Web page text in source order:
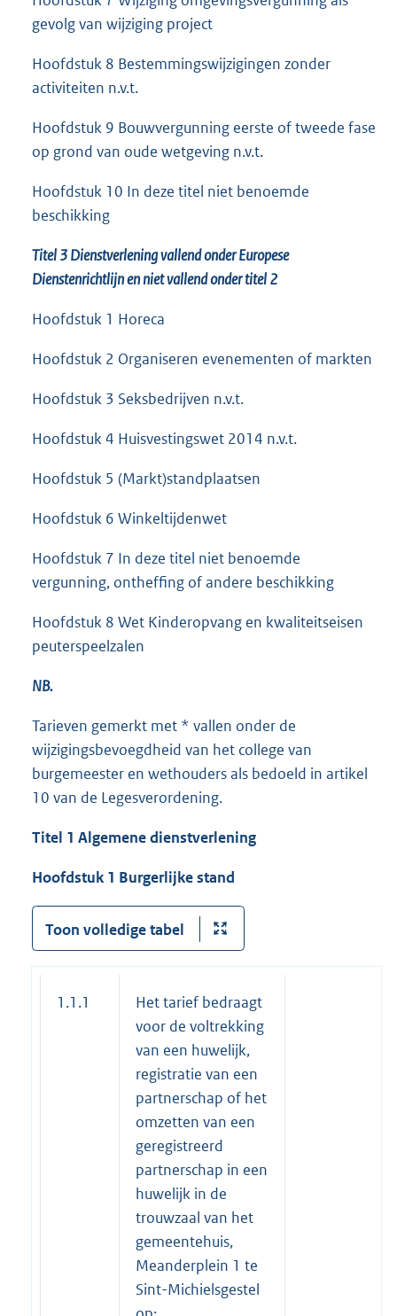
gevolg van wijziging project
Hoofdstuk 8 Bestemmingswijzigingen zonder
activiteiten n.v.t.
Hoofdstuk 9 Bouwvergunning eerste of tweede fase
op grond van oude wetgeving n.v.t.
Hoofdstuk 10 In deze titel niet benoemde
beschikking
Titel 3 Dienstverlening vallend onder Europese
Dienstenrichtlijn en niet vallend onder titel 2
Hoofdstuk 1 Horeca
Hoofdstuk 2 Organiseren evenementen of markten
Hoofdstuk 3 Seksbedrijven n.v.t.
Hoofdstuk 4 Huisvestingswet 2014 n.v.t.
Hoofdstuk 5 (Markt)standplaatsen
Hoofdstuk 6 Winkeltijdenwet
Hoofdstuk 7 In deze titel niet benoemde
vergunning, ontheffing of andere beschikking
Hoofdstuk 8 Wet Kinderopvang en kwaliteitseisen
peuterspeelzalen
NB.
Tarieven gemerkt met * vallen onder de
wijzigingsbevoegdheid van het college van
burgemeester en wethouders als bedoeld in artikel
10 van de Legesverordening.
Titel 1 Algemene dienstverlening
Hoofdstuk 1 Burgerlijke stand
Toon volledige tabel
1.1.1
Het tarief bedraagt
voor de voltrekking
van een huwelijk,
registratie van een
partnerschap of het
omzetten van een
geregistreerd
partnerschap in een
huwelijk in de
trouwzaal van het
gemeentehuis,
Meanderplein 1 te
Sint-Michielsgestel